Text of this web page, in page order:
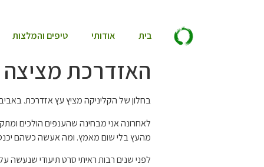
בית אודותי טיפים והמלצות
האזדרכת מציצה
בחלון של הקליניקה מציץ עץ אזדרכת.
לאחרונה אני מבחינה שהענפים הולכים
מהעץ בלי שום מאמץ. ומה אעשה כשהם
לפני שנים רבות ראיתי סרט תיעודי שנעשה